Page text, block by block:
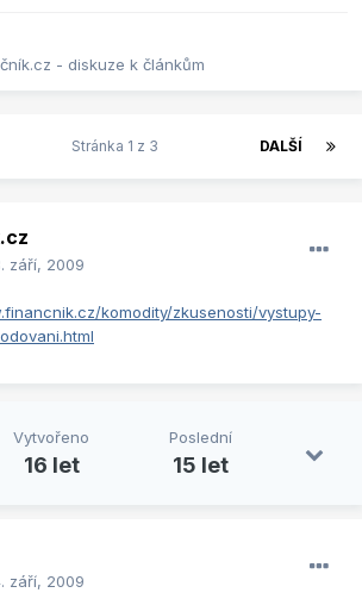
- diskuze k článkům
DALŠÍ
Stránka 1 z 3
září, 2009
komodity/zkusenosti/vystupy-
Vytvořeno
16 let
Poslední
15 let
září, 2009